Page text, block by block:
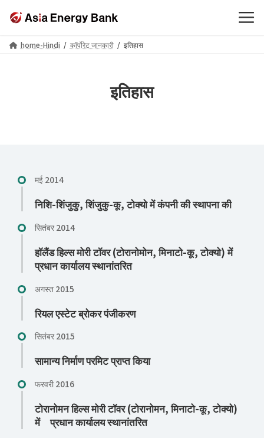
Skip
Skip home-Hindi कॉर्पोरेट जानकारी इतिहास
इतिहास
मई 2014
निशि-शिंजुकु, शिंजुकु-कू, टोक्यो में कंपनी की स्थापना की
सितंबर 2014
हॉलैंड हिल्स मोरी टॉवर (टोरानोमोन, मिनाटो-कू, टोक्यो) में
प्रधान कार्यालय स्थानांतरित
अगस्त 2015
रियल एस्टेट ब्रोकर पंजीकरण
सितंबर 2015
सामान्य निर्माण परमिट प्राप्त किया
फरवरी 2016
टोरानोमन हिल्स मोरी टॉवर (टोरानोमन, मिनाटो-कू, टोक्यो)
में प्रधान कार्यालय स्थानांतरित